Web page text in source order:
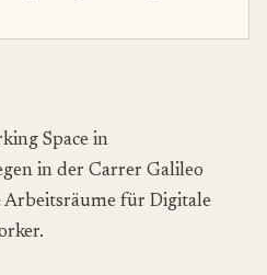
Space in
in der Carrer Galileo
Arbeitsräume für Digitale